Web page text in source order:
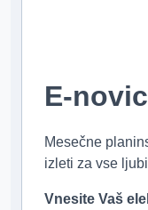
E-
Mesečne
izleti za vse
Vnesite Vaš